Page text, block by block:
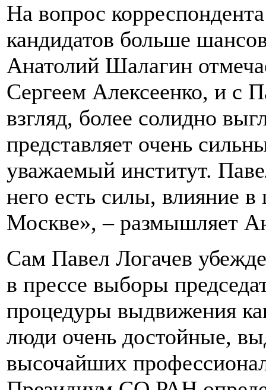
На вопрос
кандидатов больше
Анатолий Шалагин
Сергеем Алексеенко, и с
взгляд, более солидно
представляет очень
уважаемый институт.
него есть силы, влияние
Москве», – размышляет
Сам Павел Логачев
в прессе выборы
процедуры выдвижения
люди очень достойные,
высочайших